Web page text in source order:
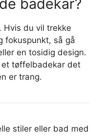
badekar?
Hvis du vil trekke
fokuspunkt, så gå
en tosidig design.
tøffelbadekar det
er trang.
stiler eller bad med